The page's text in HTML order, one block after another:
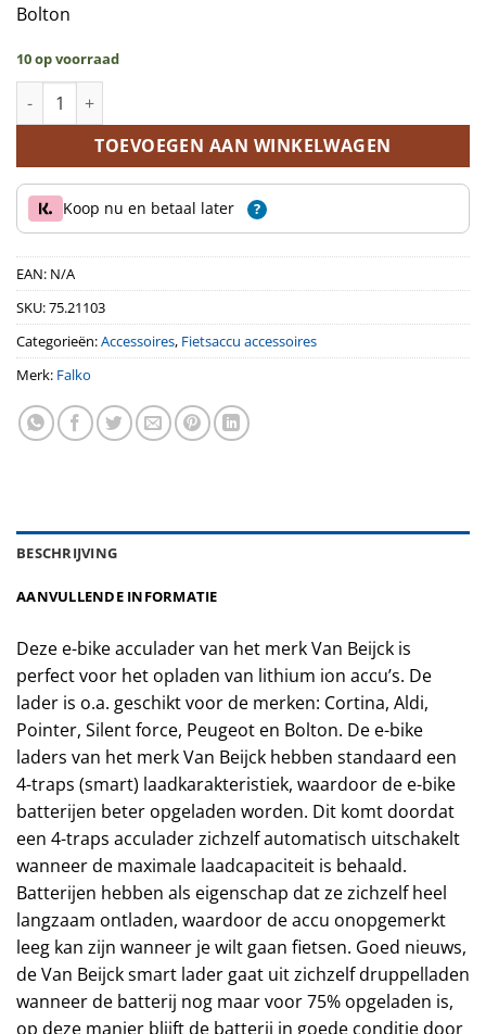
Bolton
10 op voorraad
Acculader Li-ion XLR 3-pins Neutrik aantal
TOEVOEGEN AAN WINKELWAGEN
Koop nu en betaal later ?
EAN: N/A
SKU:75.21103
Categorieën:Accessoires, Fietsaccu accessoires
Merk: Falko
BESCHRIJVING
AANVULLENDE INFORMATIE
Deze e-bike acculader van het merk Van Beijck is
perfect voor het opladen van lithium ion accu’s. De
lader is o.a. geschikt voor de merken: Cortina, Aldi,
Pointer, Silent force, Peugeot en Bolton. De e-bike
laders van het merk Van Beijck hebben standaard een
4-traps (smart) laadkarakteristiek, waardoor de e-bike
batterijen beter opgeladen worden. Dit komt doordat
een 4-traps acculader zichzelf automatisch uitschakelt
wanneer de maximale laadcapaciteit is behaald.
Batterijen hebben als eigenschap dat ze zichzelf heel
langzaam ontladen, waardoor de accu onopgemerkt
leeg kan zijn wanneer je wilt gaan fietsen. Goed nieuws,
de Van Beijck smart lader gaat uit zichzelf druppelladen
wanneer de batterij nog maar voor 75% opgeladen is,
op deze manier blijft de batterij in goede conditie door